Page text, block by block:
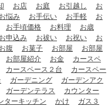
お店 お庭 お引越し
お
お悩み お手伝い お手軽
お
お手頃価格 お料理
お歳
お申込み お祓い お祝い
お
お腹 お菓子 お部屋
お部屋
お部屋紹介 お金
カースペ
カースペース２台
カースペー
ガーデニング
ガーデンアク
ガーデンテラス
カウンター
ターキッチン
かけ
ガス３